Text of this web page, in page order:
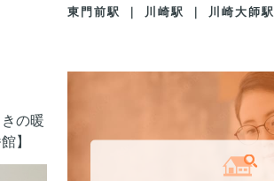
東門前駅 ｜ 川崎駅 ｜ 川崎大師駅
の暖
】